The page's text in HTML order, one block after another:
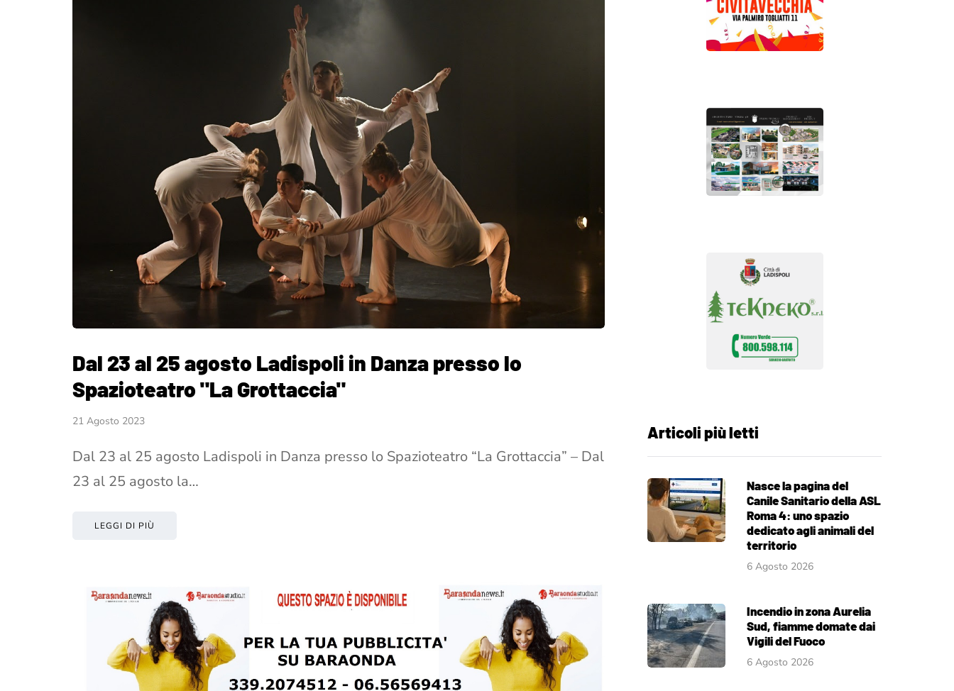
Dal 23 al 25 agosto Ladispoli in Danza presso lo
Spazioteatro "La Grottaccia"
21 Agosto 2023
Dal 23 al 25 agosto Ladispoli in Danza presso lo Spazioteatro “La Grottaccia” – Dal
23 al 25 agosto la…
LEGGI DI PIÙ
Articoli più letti
Nasce la pagina del
Canile Sanitario della ASL
Roma 4: uno spazio
dedicato agli animali del
territorio
6 Agosto 2026
Incendio in zona Aurelia
Sud, fiamme domate dai
Vigili del Fuoco
6 Agosto 2026